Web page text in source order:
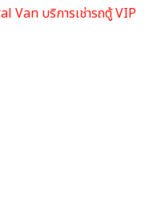
Van บริการเช่ารถตู้ VIP